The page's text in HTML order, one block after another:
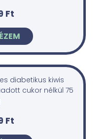
Ft
diabetikus kiwis
cukor nélkül 75
Ft